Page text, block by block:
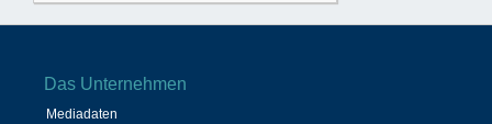
Das Unternehmen
Mediadaten